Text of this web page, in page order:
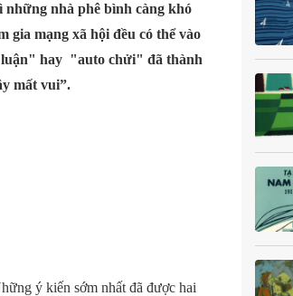
những nhà phê bình càng khó
mạng xã hội đều có thể vào
luận" hay "auto chửi" đã thành
mất vui”.
ý kiến sớm nhất đã được hai